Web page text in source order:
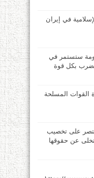
في إيران
ستستمر في
تضرب بكل قوة
القوات المسلحة
على تخصيب
عن حقوقها